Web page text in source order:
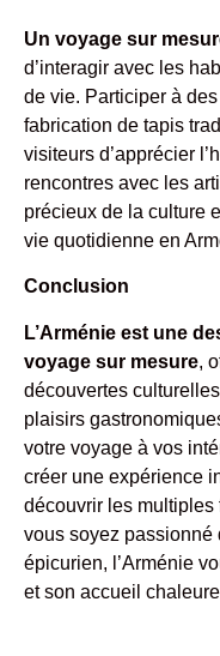
Un voyage sur
d’interagir avec les
de vie. Participer à
fabrication de tapis
visiteurs d’apprécier
rencontres avec les
précieux de la culture
vie quotidienne en
Conclusion
L’Arménie est une
voyage sur mesure,
découvertes
plaisirs
votre voyage à vos
créer une expérience
découvrir les multiples
vous soyez passionné
épicurien, l’Arménie
et son accueil